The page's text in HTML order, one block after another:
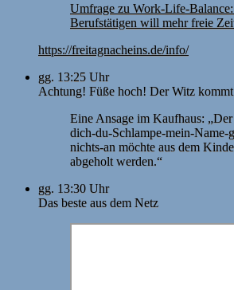
Umfrage zu Work-Life-
Berufstätigen will mehr freie
https://freitagnacheins.de/info/
gg. 13:25 Uhr
Achtung! Füße hoch! Der Witz
Eine Ansage im Kaufhaus:
dich-du-Schlampe-mein-Name-
nichts-an möchte aus dem
abgeholt werden.“
gg. 13:30 Uhr
Das beste aus dem Netz